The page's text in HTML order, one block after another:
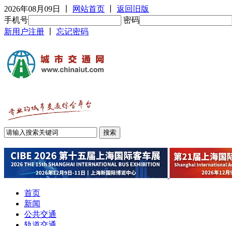
2026年08月09日 网站首页
返回旧版
手机号
密码
新用户注册
忘记密码
首页
新闻
公共交通